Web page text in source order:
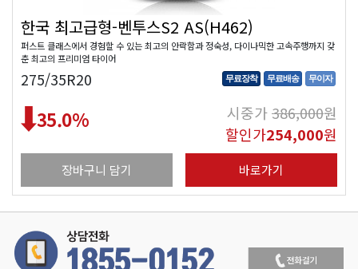
한국 최고급형-벤투스S2 AS(H462)
퍼스트 클래스에서 경험할 수 있는 최고의 안락함과 정숙성, 다이나믹한 고속주행까지 갖
춘 최고의 프리미엄 타이어
275/35R20 무료장착 무료배송 무이자
35.0% 시중가386,000원
할인가254,000원
장바구니 담기 바로가기